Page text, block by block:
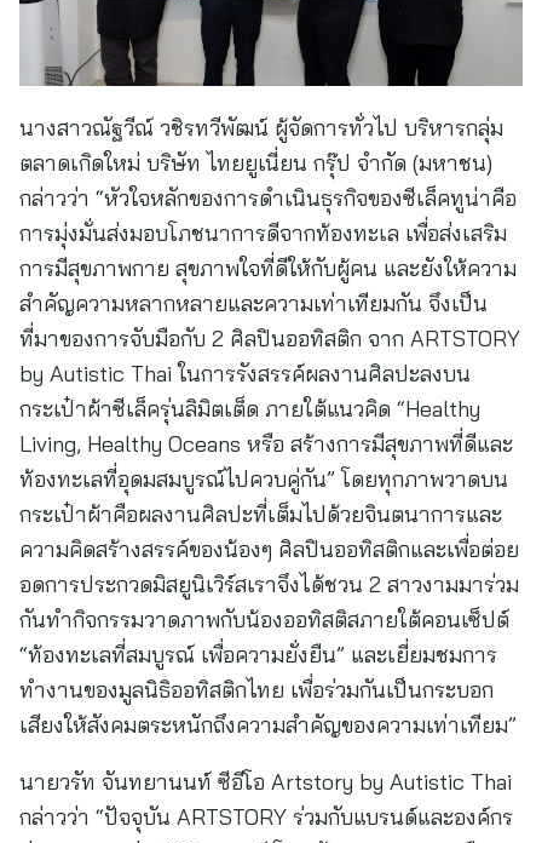
นางสาวณัฐวีณ์ วชิรทวีพัฒน์ ผู้จัดการทั่วไป บริหารกลุ่ม
ตลาดเกิดใหม่ บริษัท ไทยยูเนี่ยน กรุ๊ป จำกัด (มหาชน)
กล่าวว่า “หัวใจหลักของการดำเนินธุรกิจของซีเล็คทูน่าคือ
การมุ่งมั่นส่งมอบโภชนาการดีจากท้องทะเล เพื่อส่งเสริม
การมีสุขภาพกาย สุขภาพใจที่ดีให้กับผู้คน และยังให้ความ
สำคัญความหลากหลายและความเท่าเทียมกัน จึงเป็น
ที่มาของการจับมือกับ 2 ศิลปินออทิสติก จาก ARTSTORY
by Autistic Thai ในการรังสรรค์ผลงานศิลปะลงบน
กระเป๋าผ้าซีเล็ครุ่นลิมิตเต็ด ภายใต้แนวคิด “Healthy
Living, Healthy Oceans หรือ สร้างการมีสุขภาพที่ดีและ
ท้องทะเลที่อุดมสมบูรณ์ไปควบคู่กัน” โดยทุกภาพวาดบน
กระเป๋าผ้าคือผลงานศิลปะที่เต็มไปด้วยจินตนาการและ
ความคิดสร้างสรรค์ของน้องๆ ศิลปินออทิสติกและเพื่อต่อย
อดการประกวดมิสยูนิเวิร์สเราจึงได้ชวน 2 สาวงามมาร่วม
กันทำกิจกรรมวาดภาพกับน้องออทิสติสภายใต้คอนเซ็ปต์
“ท้องทะเลที่สมบูรณ์ เพื่อความยั่งยืน” และเยี่ยมชมการ
ทำงานของมูลนิธิออทิสติกไทย เพื่อร่วมกันเป็นกระบอก
เสียงให้สังคมตระหนักถึงความสำคัญของความเท่าเทียม”
นายวรัท จันทยานนท์ ซีอีโอ Artstory by Autistic Thai
กล่าวว่า “ปัจจุบัน ARTSTORY ร่วมกับแบรนด์และองค์กร